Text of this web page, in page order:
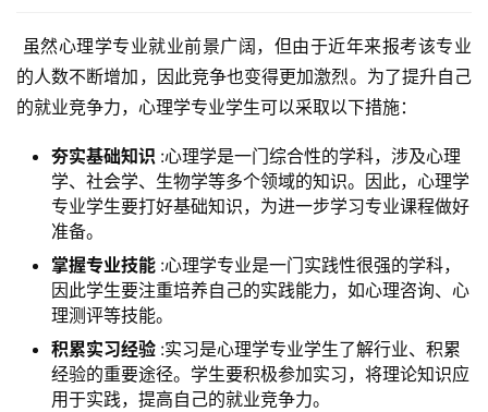
的人数不断增加，因此竞争也变得更加激烈。为了提升自己
的就业竞争力，心理学专业学生可以采取以下措施：
夯实基础知识 :心理学是一门综合性的学科，涉及心理
学、社会学、生物学等多个领域的知识。因此，心理学
专业学生要打好基础知识，为进一步学习专业课程做好
准备。
掌握专业技能 :心理学专业是一门实践性很强的学科，
因此学生要注重培养自己的实践能力，如心理咨询、心
理测评等技能。
积累实习经验 :实习是心理学专业学生了解行业、积累
经验的重要途径。学生要积极参加实习，将理论知识应
用于实践，提高自己的就业竞争力。